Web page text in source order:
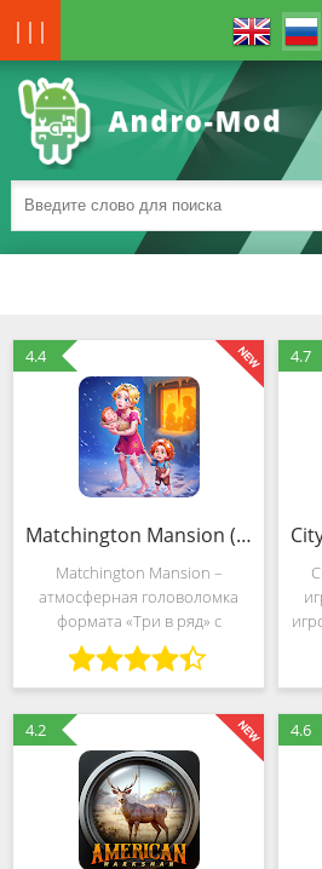
|||
4.4
Matchington Mansion (MOD, Много денег)
Matchington Mansion –
атмосферная головоломка
формата «Три в ряд» с
классическим для жанра
геймплеем и парочкой
экспериментальных функций,
сосредоточенных вокруг
ремонта покосившегося
особняка.
4.7
4.2 4.6